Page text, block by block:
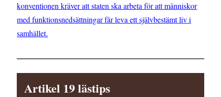
konventionen kräver att staten ska arbeta för att människor
med funktionsnedsättningar får leva ett självbestämt liv i
samhället.
Artikel 19 lästips